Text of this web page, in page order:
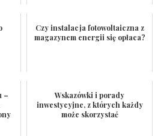
Czy instalacja fotowoltaiczna z
magazynem energii się opłaca?
–
Wskazówki i porady
inwestycyjne, z których każdy
może skorzystać